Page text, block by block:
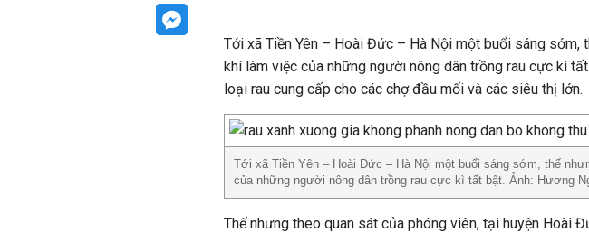
Tới xã Tiền Yên – Hoài Đức – Hà Nội một buổi sáng sớm,
khí làm việc của những người nông dân trồng rau cực kì
loại rau cung cấp cho các chợ đầu mối và các siêu thị lớn.
Tới xã Tiền Yên – Hoài Đức – Hà Nội một buổi sáng sớm, thế
của những người nông dân trồng rau cực kì tất bật. Ảnh: Hương
Thế nhưng theo quan sát của phóng viên, tại huyện Hoài